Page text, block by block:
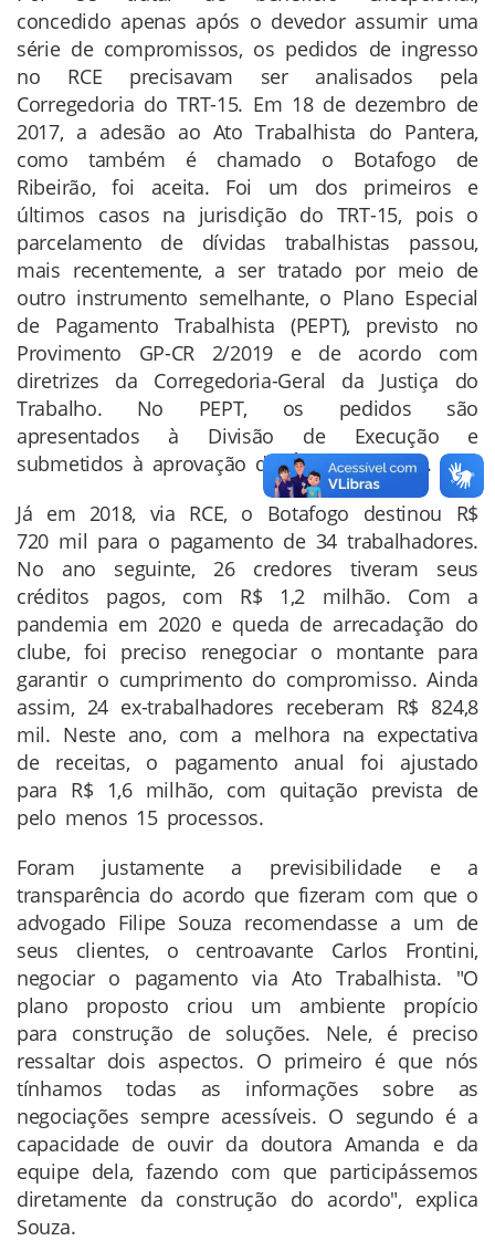
concedido apenas após o devedor assumir uma
série de compromissos, os pedidos de ingresso
no RCE precisavam ser analisados pela
Corregedoria do TRT-15. Em 18 de dezembro de
2017, a adesão ao Ato Trabalhista do Pantera,
como também é chamado o Botafogo de
Ribeirão, foi aceita. Foi um dos primeiros e
últimos casos na jurisdição do TRT-15, pois o
parcelamento de dívidas trabalhistas passou,
mais recentemente, a ser tratado por meio de
outro instrumento semelhante, o Plano Especial
de Pagamento Trabalhista (PEPT), previsto no
Provimento GP-CR 2/2019 e de acordo com
diretrizes da Corregedoria-Geral da Justiça do
Trabalho. No PEPT, os pedidos são
apresentados à Divisão de Execução e
submetidos à aprovação do Órgão Especial.
Já em 2018, via RCE, o Botafogo destinou R$
720 mil para o pagamento de 34 trabalhadores.
No ano seguinte, 26 credores tiveram seus
créditos pagos, com R$ 1,2 milhão. Com a
pandemia em 2020 e queda de arrecadação do
clube, foi preciso renegociar o montante para
garantir o cumprimento do compromisso. Ainda
assim, 24 ex-trabalhadores receberam R$ 824,8
mil. Neste ano, com a melhora na expectativa
de receitas, o pagamento anual foi ajustado
para R$ 1,6 milhão, com quitação prevista de
pelo menos 15 processos.
Foram justamente a previsibilidade e a
transparência do acordo que fizeram com que o
advogado Filipe Souza recomendasse a um de
seus clientes, o centroavante Carlos Frontini,
negociar o pagamento via Ato Trabalhista. "O
plano proposto criou um ambiente propício
para construção de soluções. Nele, é preciso
ressaltar dois aspectos. O primeiro é que nós
tínhamos todas as informações sobre as
negociações sempre acessíveis. O segundo é a
capacidade de ouvir da doutora Amanda e da
equipe dela, fazendo com que participássemos
diretamente da construção do acordo", explica
Souza.